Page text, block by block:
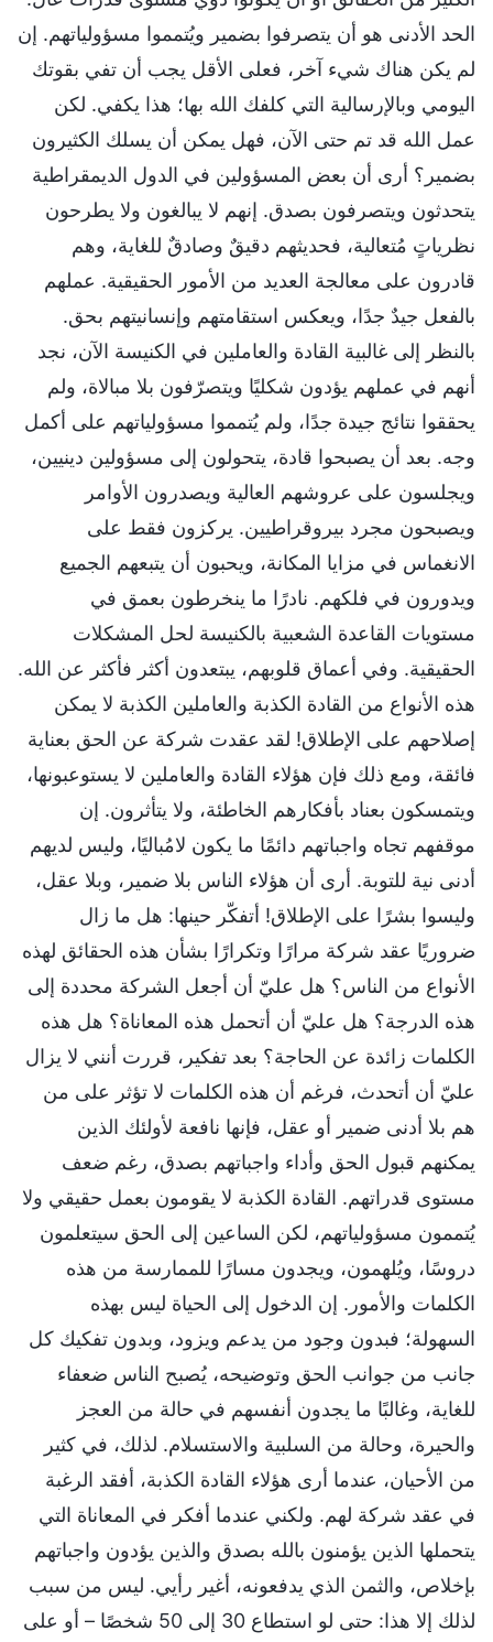
الحد الأدنى هو أن يتصرفوا بضمير ويُتمموا مسؤولياتهم. إن
لم يكن هناك شيء آخر، فعلى الأقل يجب أن تفي بقوتك
اليومي وبالإرسالية التي كلفك الله بها؛ هذا يكفي. لكن
عمل الله قد تم حتى الآن، فهل يمكن أن يسلك الكثيرون
بضمير؟ أرى أن بعض المسؤولين في الدول الديمقراطية
يتحدثون ويتصرفون بصدق. إنهم لا يبالغون ولا يطرحون
نظرياتٍ مُتعالية، فحديثهم دقيقٌ وصادقٌ للغاية، وهم
قادرون على معالجة العديد من الأمور الحقيقية. عملهم
بالفعل جيدٌ جدًا، ويعكس استقامتهم وإنسانيتهم ​​بحق.
بالنظر إلى غالبية القادة والعاملين في الكنيسة الآن، نجد
أنهم في عملهم يؤدون شكليًا ويتصرّفون بلا مبالاة، ولم
يحققوا نتائج جيدة جدًا، ولم يُتمموا مسؤولياتهم على أكمل
وجه. بعد أن يصبحوا قادة، يتحولون إلى مسؤولين دينيين،
ويجلسون على عروشهم العالية ويصدرون الأوامر
ويصبحون مجرد بيروقراطيين. يركزون فقط على
الانغماس في مزايا المكانة، ويحبون أن يتبعهم الجميع
ويدورون في فلكهم. نادرًا ما ينخرطون بعمق في
مستويات القاعدة الشعبية بالكنيسة لحل المشكلات
الحقيقية. وفي أعماق قلوبهم، يبتعدون أكثر فأكثر عن الله.
هذه الأنواع من القادة الكذبة والعاملين الكذبة لا يمكن
إصلاحهم على الإطلاق! لقد عقدت شركة عن الحق بعناية
فائقة، ومع ذلك فإن هؤلاء القادة والعاملين لا يستوعبونها،
ويتمسكون بعناد بأفكارهم الخاطئة، ولا يتأثرون. إن
موقفهم تجاه واجباتهم دائمًا ما يكون لامُباليًا، وليس لديهم
أدنى نية للتوبة. أرى أن هؤلاء الناس بلا ضمير، وبلا عقل،
وليسوا بشرًا على الإطلاق! أتفكّر حينها: هل ما زال
ضروريًا عقد شركة مرارًا وتكرارًا بشأن هذه الحقائق لهذه
الأنواع من الناس؟ هل عليّ أن أجعل الشركة محددة إلى
هذه الدرجة؟ هل عليّ أن أتحمل هذه المعاناة؟ هل هذه
الكلمات زائدة عن الحاجة؟ بعد تفكير، قررت أنني لا يزال
عليّ أن أتحدث، فرغم أن هذه الكلمات لا تؤثر على من
هم بلا أدنى ضمير أو عقل، فإنها نافعة لأولئك الذين
يمكنهم قبول الحق وأداء واجباتهم بصدق، رغم ضعف
مستوى قدراتهم. القادة الكذبة لا يقومون بعمل حقيقي ولا
يُتممون مسؤولياتهم، لكن الساعين إلى الحق سيتعلمون
دروسًا، ويُلهمون، ويجدون مسارًا للممارسة من هذه
الكلمات والأمور. إن الدخول إلى الحياة ليس بهذه
السهولة؛ فبدون وجود من يدعم ويزود، وبدون تفكيك كل
جانب من جوانب الحق وتوضيحه، يُصبح الناس ضعفاء
للغاية، وغالبًا ما يجدون أنفسهم في حالة من العجز
والحيرة، وحالة من السلبية والاستسلام. لذلك، في كثير
من الأحيان، عندما أرى هؤلاء القادة الكذبة، أفقد الرغبة
في عقد شركة لهم. ولكني عندما أفكر في المعاناة التي
يتحملها الذين يؤمنون بالله بصدق والذين يؤدون واجباتهم
بإخلاص، والثمن الذي يدفعونه، أغير رأيي. ليس من سبب
لذلك إلا هذا: حتى لو استطاع 30 إلى 50 شخصًا – أو على